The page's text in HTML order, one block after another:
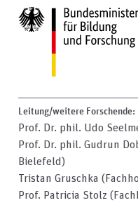
Leitung/weitere Forschende:
Prof. Dr. phil. Udo
Prof. Dr. phil. Gudrun
Bielefeld)
Tristan Gruschka
Prof. Patricia Stolz